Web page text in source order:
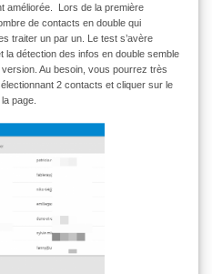
améliorée. Lors de la première
de contacts en double qui
traiter un par un. Le test s’avère
détection des infos en double semble
Au besoin, vous pourrez très
2 contacts et cliquer sur le
page.